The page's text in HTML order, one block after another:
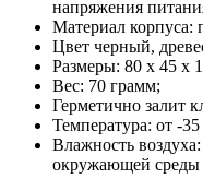
напряжения
Материал корпуса:
Цвет черный,
Размеры: 80 х 45 х
Вес: 70 грамм;
Герметично залит
Температура: от -
Влажность
окружающей среды